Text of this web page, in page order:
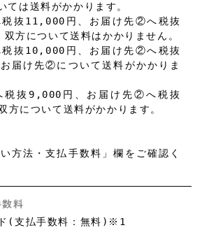
ては送料がかかります。
抜11,000円、お届け先②へ税抜
方について送料はかかりません。
抜10,000円、お届け先②へ税抜
届け先②について送料がかかりま
税抜9,000円、お届け先②へ税抜
について送料がかかります。
方法・支払手数料」欄をご確認く
数料
(支払手数料：無料)※1